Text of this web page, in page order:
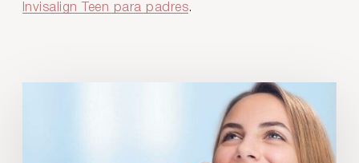
Invisalign Teen para padres.